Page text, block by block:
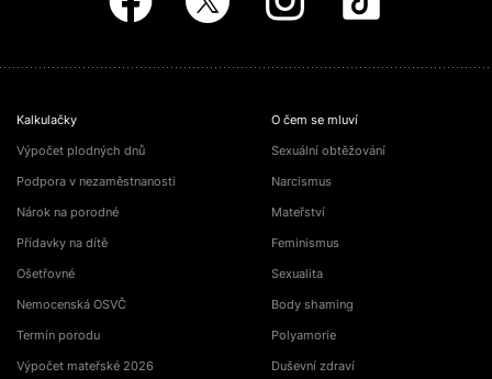
Kalkulačky
Výpočet plodných dnů
Podpora v nezaměstnanosti
Nárok na porodné
Přídavky na dítě
Ošetřovné
Nemocenská OSVČ
Termín porodu
Výpočet mateřské 2026
O čem se mluví
Sexuální obtěžování
Narcismus
Mateřství
Feminismus
Sexualita
Body shaming
Polyamorie
Duševní zdraví